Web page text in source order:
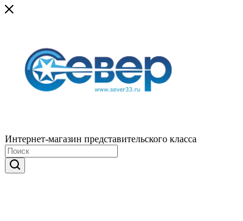
Интернет-магазин представительского класса